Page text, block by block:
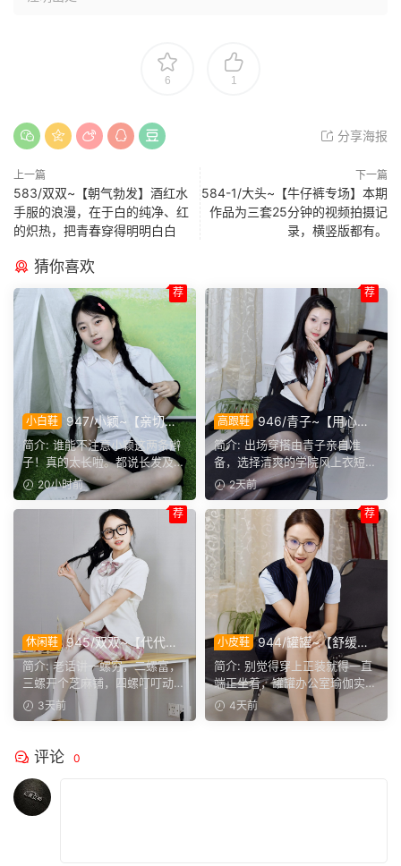
6 1
分享海报
上一篇
583/双双~【朝气勃发】酒红水
手服的浪漫，在于白的纯净、红
的炽热，把青春穿得明明白白
下一篇
584-1/大头~【牛仔裤专场】本期
作品为三套25分钟的视频拍摄记
录，横竖版都有。
猜你喜欢
小白鞋
947/小颖~【亲切大
方】神情温和从容，是印象里
邻家女孩的样子，温顺恬静，
越看越舒服。
简介: 谁能不注意小颖这两条辫
子！真的太长啦。都说长发及
腰，她这编好的麻花辫，...
20小时前
荐
高跟鞋
946/青子~【用心准
备】来看青子亲自准备的整套
穿搭，经典学院风上身，这套
上身效果很合意。
简介: 出场穿搭由青子亲自准
备，选择清爽的学院风上衣短
裙。两双同款材质的袜子，...
2天前
荐
休闲鞋 945/双双~【代代相
传】提起手指螺纹的老话，不
少人小时候都听过，大家还能
回忆起几句？
简介: 老话讲一螺穷，二螺富，
三螺开个芝麻铺，四螺叮叮动，
五螺挑屎桶。和双双聊...
3天前
荐
小皮鞋 944/罐罐~【舒缓筋
骨】谁说正装不方便舒展肢
体，干练得体的职场装束，练
瑜伽完全不受影响。
简介: 别觉得穿上正装就得一直
端正坐着，罐罐办公室瑜伽实拍
来啦。就算一身正装，...
4天前
荐
评论 0